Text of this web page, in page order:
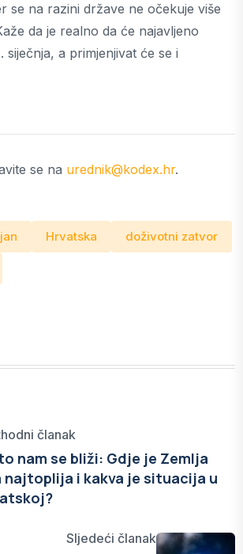
se na razini države ne očekuje više
da je realno da će najavljeno
siječnja, a primjenjivat će se i
se na urednik@kodex.hr.
Hrvatska doživotni zatvor
članak
nam se bliži: Gdje je Zemlja
najtoplija i kakva je situacija u
Sljedeći članak